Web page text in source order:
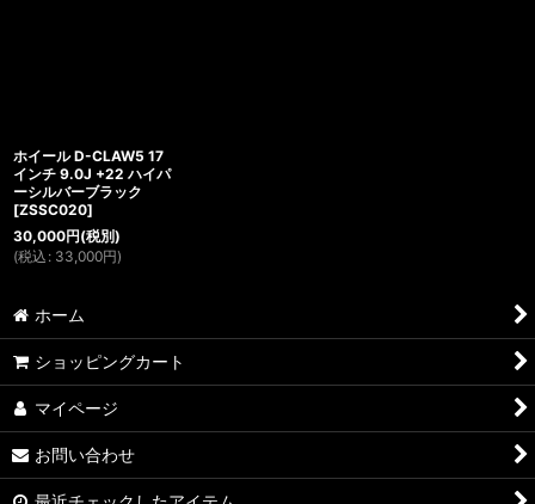
ホイール D-CLAW5 17
インチ 9.0J +22 ハイパ
ーシルバーブラック
[ZSSC020]
30,000円(税別)
(税込 : 33,000円)
ホーム
ショッピングカート
マイページ
お問い合わせ